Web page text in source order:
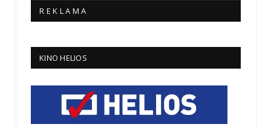
R E K L A M A
KINO HELIOS